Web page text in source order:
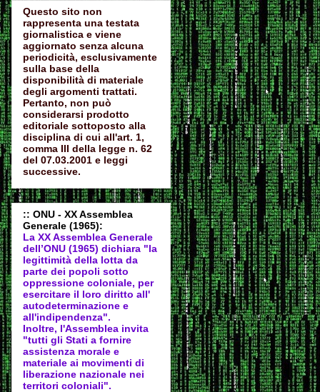
Questo sito non
rappresenta una testata
giornalistica e viene
aggiornato senza alcuna
periodicità, esclusivamente
sulla base della
disponibilità di materiale
degli argomenti trattati.
Pertanto, non può
considerarsi prodotto
editoriale sottoposto alla
disciplina di cui all'art. 1,
comma III della legge n. 62
del 07.03.2001 e leggi
successive.
:: ONU - XX Assemblea
Generale (1965):
La XX Assemblea Generale
dell’ONU (1965) dichiara "la
legittimità della lotta da
parte dei popoli sotto
oppressione coloniale, per
esercitare il loro diritto all'
autodeterminazione e
all'indipendenza".
Inoltre, l'Assemblea invita
"tutti gli Stati a fornire
assistenza morale e
materiale ai movimenti di
liberazione nazionale nei
territori coloniali".